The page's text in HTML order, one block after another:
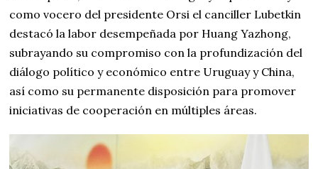
como vocero del presidente Orsi el canciller Lubetkin
destacó la labor desempeñada por Huang Yazhong,
subrayando su compromiso con la profundización del
diálogo político y económico entre Uruguay y China,
así como su permanente disposición para promover
iniciativas de cooperación en múltiples áreas.